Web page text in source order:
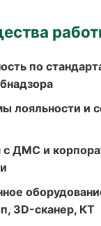
по
лояльности и
с ДМС и
3D-сканер, КТ